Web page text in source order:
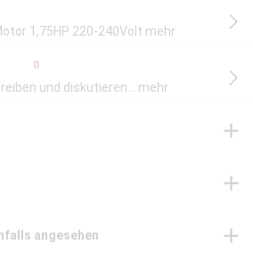
1,75HP 220-240Volt mehr
0
und diskutieren... mehr
angesehen